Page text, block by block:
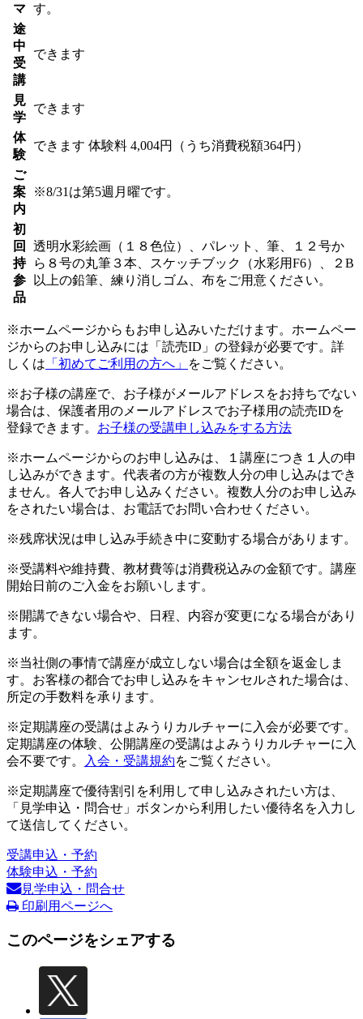
マ す。
途
中
受
講
できます
見
学
できます
体
験
できます 体験料 4,004円（うち消費税額364円）
ご
案
内
※8/31は第5週月曜です。
初
回
持
参
品
透明水彩絵画（１８色位）、パレット、筆、１２号か
ら８号の丸筆３本、スケッチブック（水彩用F6）、２B
以上の鉛筆、練り消しゴム、布をご用意ください。
※ホームページからもお申し込みいただけます。ホームペー
ジからのお申し込みには「読売ID」の登録が必要です。詳
しくは 「初めてご利用の方へ」 をご覧ください。
※お子様の講座で、お子様がメールアドレスをお持ちでない
場合は、保護者用のメールアドレスでお子様用の読売IDを
登録できます。 お子様の受講申し込みをする方法
※ホームページからのお申し込みは、１講座につき１人の申
し込みができます。代表者の方が複数人分の申し込みはでき
ません。各人でお申し込みください。複数人分のお申し込み
をされたい場合は、お電話でお問い合わせください。
※残席状況は申し込み手続き中に変動する場合があります。
※受講料や維持費、教材費等は消費税込みの金額です。講座
開始日前のご入金をお願いします。
※開講できない場合や、日程、内容が変更になる場合があり
ます。
※当社側の事情で講座が成立しない場合は全額を返金しま
す。お客様の都合でお申し込みをキャンセルされた場合は、
所定の手数料を承ります。
※定期講座の受講はよみうりカルチャーに入会が必要です。
定期講座の体験、公開講座の受講はよみうりカルチャーに入
会不要です。
入会・受講規約をご覧ください。
※定期講座で優待割引を利用して申し込みされたい方は、
「見学申込・問合せ」ボタンから利用したい優待名を入力し
て送信してください。
受講申込・予約
体験申込・予約
見学申込・問合せ
印刷用ページへ
このページをシェアする